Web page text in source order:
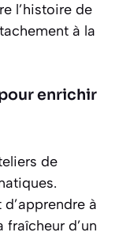
l’histoire de
à la
enrichir
de
à
fraîcheur d’un